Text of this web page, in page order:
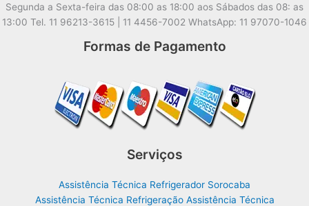
Segunda a Sexta-feira das 08:00 as 18:00 aos Sábados das 08: as
13:00 Tel. 11 96213-3615 | 11 4456-7002 WhatsApp: 11 97070-1046
Formas de Pagamento
Serviços
Assistência Técnica Refrigerador Sorocaba
Assistência Técnica Refrigeração Assistência Técnica